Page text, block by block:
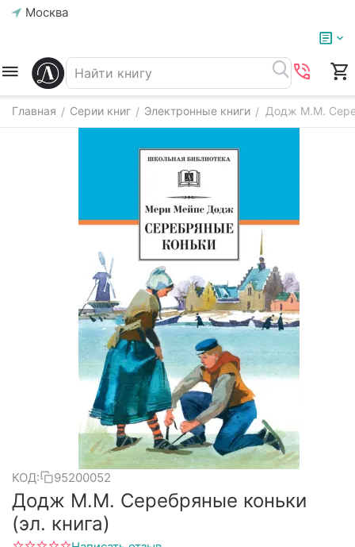
Москва
Главная / Серии книг / Электронные книги / Додж М.М.
КОД: 95200052
Додж М.М. Серебряные коньки
(эл. книга)